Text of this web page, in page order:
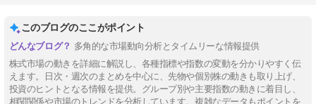
このブログのここがポイント
多角的な市場動向分析とタイムリーな情報提供
株式市場の動きを詳細に解説し、各種指標や指数の変動を分かりやすく伝
えます。日次・週次のまとめを中心に、先物や個別株の動きも取り上げ、
投資のヒントとなる情報を提供。グループ別や主要指数の動きに着目し、
相関関係や市場のトレンドを分析しています。複雑なデータもポイントを